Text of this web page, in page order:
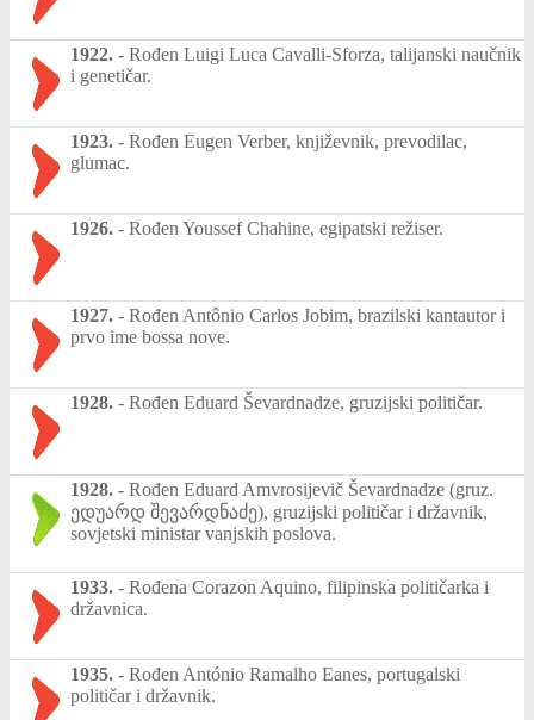
1922. - Rođen Luigi Luca Cavalli-Sforza, talijanski naučnik
i genetičar.
1923. - Rođen Eugen Verber, književnik, prevodilac,
glumac.
1926. - Rođen Youssef Chahine, egipatski režiser.
1927. - Rođen Antônio Carlos Jobim, brazilski kantautor i
prvo ime bossa nove.
1928. - Rođen Eduard Ševardnadze, gruzijski političar.
1928. - Rođen Eduard Amvrosijevič Ševardnadze (gruz.
ედუარდ შევარდნაძე), gruzijski političar i državnik,
sovjetski ministar vanjskih poslova.
1933. - Rođena Corazon Aquino, filipinska političarka i
državnica.
1935. - Rođen António Ramalho Eanes, portugalski
političar i državnik.